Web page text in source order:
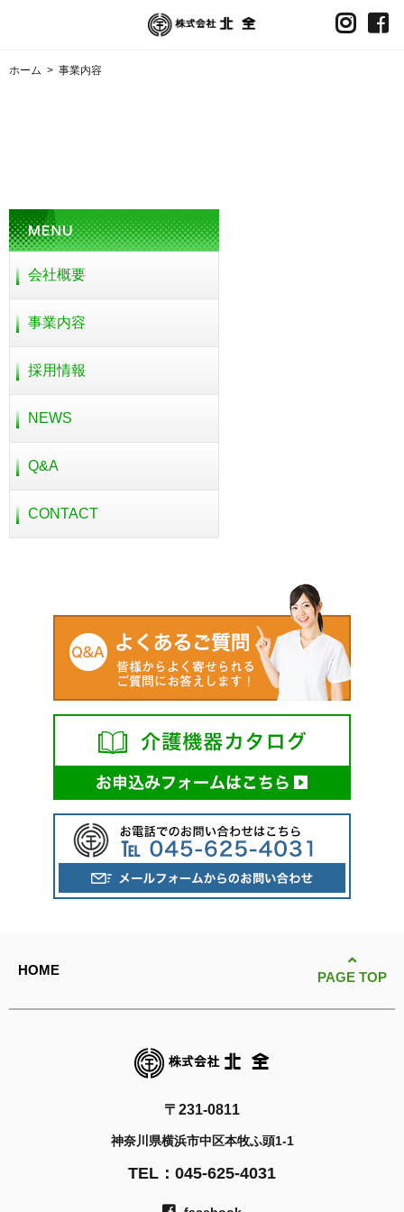
ホーム > 事業内容
会社概要
事業内容
採用情報
NEWS
Q&A
CONTACT
HOME PAGE TOP
〒231-0811
神奈川県横浜市中区本牧ふ頭1-1
TEL：045-625-4031